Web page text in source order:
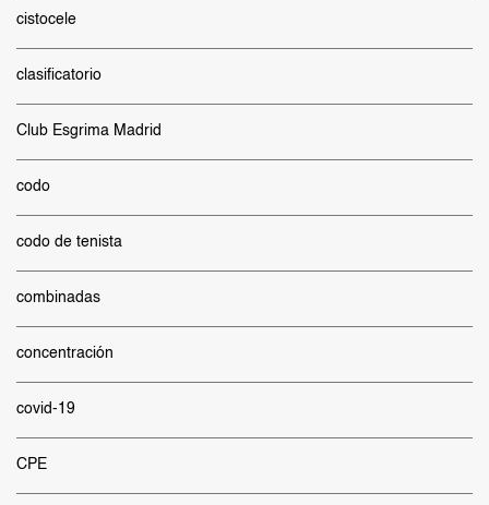
cistocele
clasificatorio
Club Esgrima Madrid
codo
codo de tenista
combinadas
concentración
covid-19
CPE